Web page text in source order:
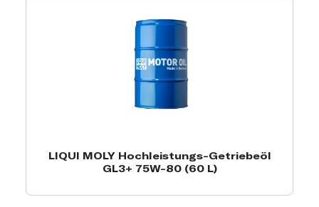
LIQUI MOLY Hochleistungs-Getriebeöl
GL3+ 75W-80 (60 L)